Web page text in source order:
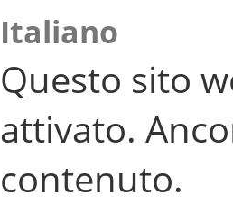
Italiano
Questo sito
attivato.
contenuto.